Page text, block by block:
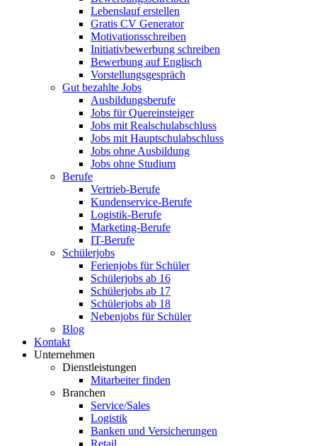
Lebenslauf erstellen
Gratis CV Generator
Motivationsschreiben
Initiativbewerbung schreiben
Bewerbung auf Englisch
Vorstellungsgespräch
Gut bezahlte Jobs
Ausbildungsberufe
Jobs für Quereinsteiger
Jobs mit Realschulabschluss
Jobs mit Hauptschulabschluss
Jobs ohne Ausbildung
Jobs ohne Studium
Berufe
Vertrieb-Berufe
Kundenservice-Berufe
Logistik-Berufe
Marketing-Berufe
IT-Berufe
Schülerjobs
Ferienjobs für Schüler
Schülerjobs ab 16
Schülerjobs ab 17
Schülerjobs ab 18
Nebenjobs für Schüler
Blog
Kontakt
Unternehmen
Dienstleistungen
Mitarbeiter finden
Branchen
Service/Sales
Logistik
Banken und Versicherungen
Retail